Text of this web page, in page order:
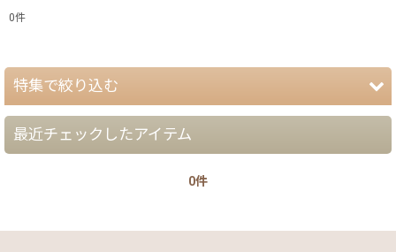
在庫あり
並び順:
絞り込む
0件
特集で絞り込む
【夏】さわやかパッケージ
【銘菓撰29・秋冬】洋菓子ギフト（贈答）
最近チェックしたアイテム
0件